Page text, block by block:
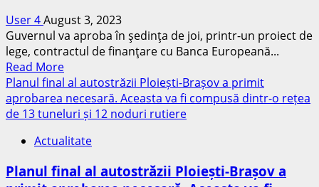
de
autostradă”
avea
peste
300
de
kilometri
și
ar
să
gata
User 4August 3, 2023
Guvernul va aproba în şedinţa de joi, printr-un proiect de
lege, contractul de finanţare cu Banca Europeană...
Read MoreRead
more
about
Şedinţă
Guvern.
fi
Planul final al autostrăzii Ploiești-Brașov a primit
aprobarea necesară. Aceasta va fi compusă dintr-o rețea
de 13 tuneluri și 12 noduri rutiere
Actualitate
Planul final al autostrăzii Ploiești-Brașov a